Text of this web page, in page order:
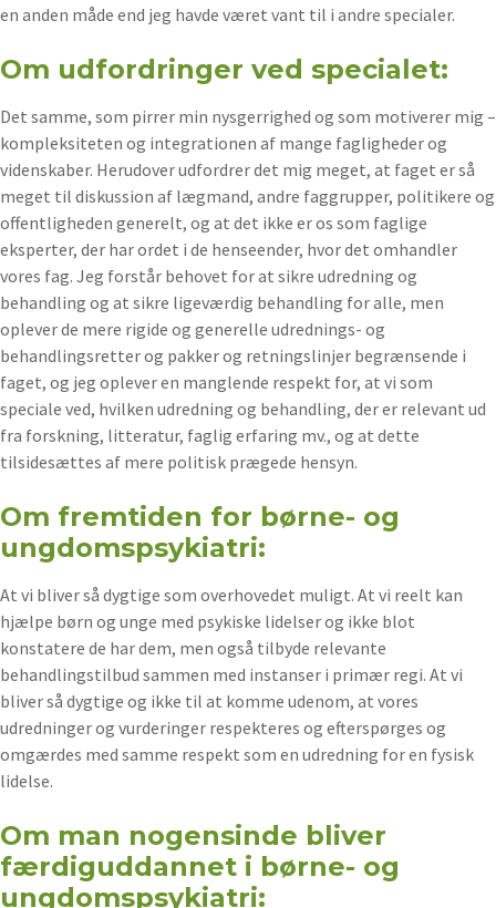
en anden måde end jeg havde været vant til i andre specialer.
Om udfordringer ved specialet:
Det samme, som pirrer min nysgerrighed og som motiverer mig –
kompleksiteten og integrationen af mange fagligheder og
videnskaber. Herudover udfordrer det mig meget, at faget er så
meget til diskussion af lægmand, andre faggrupper, politikere og
offentligheden generelt, og at det ikke er os som faglige
eksperter, der har ordet i de henseender, hvor det omhandler
vores fag. Jeg forstår behovet for at sikre udredning og
behandling og at sikre ligeværdig behandling for alle, men
oplever de mere rigide og generelle udrednings- og
behandlingsretter og pakker og retningslinjer begrænsende i
faget, og jeg oplever en manglende respekt for, at vi som
speciale ved, hvilken udredning og behandling, der er relevant ud
fra forskning, litteratur, faglig erfaring mv., og at dette
tilsidesættes af mere politisk prægede hensyn.
Om fremtiden for børne- og
ungdomspsykiatri:
At vi bliver så dygtige som overhovedet muligt. At vi reelt kan
hjælpe børn og unge med psykiske lidelser og ikke blot
konstatere de har dem, men også tilbyde relevante
behandlingstilbud sammen med instanser i primær regi. At vi
bliver så dygtige og ikke til at komme udenom, at vores
udredninger og vurderinger respekteres og efterspørges og
omgærdes med samme respekt som en udredning for en fysisk
lidelse.
Om man nogensinde bliver
færdiguddannet i børne- og
ungdomspsykiatri: